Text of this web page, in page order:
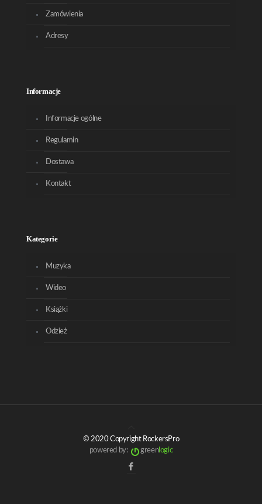
Zamówienia
Adresy
Informacje
Informacje ogólne
Regulamin
Dostawa
Kontakt
Kategorie
Muzyka
Wideo
Książki
Odzież
© 2020 Copyright RockersPro
powered by:
greenlogic